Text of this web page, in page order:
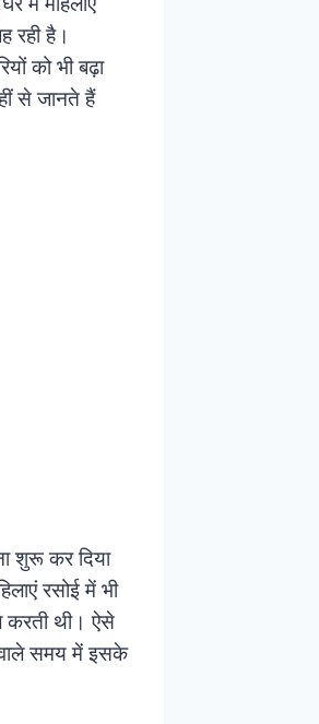
रही है।
को भी बढ़ा
से जानते हैं
शुरू कर दिया
रसोई में भी
करती थी। ऐसे
वाले समय में इसके